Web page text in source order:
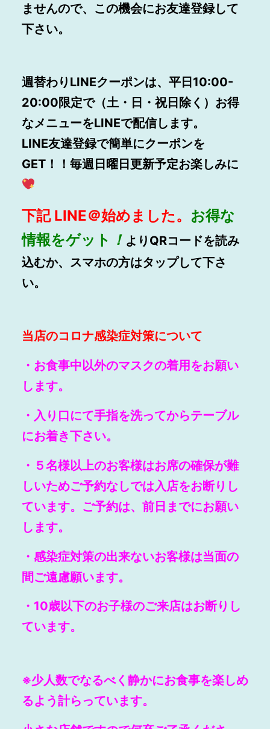
ませんので、この機会にお友達登録して
下さい。
週替わりLINEクーポンは、平日10:00-
20:00限定で（土・日・祝日除く）お得
なメニューをLINEで配信します。
LINE友達登録で簡単にクーポンを
GET！！毎週日曜日更新予定お楽しみに
下記 LINE＠始めました。 お得な
情報をゲット ！ よりQRコードを読み
込むか、スマホの方はタップして下さ
い。
当店のコ ロナ感染症対策について
・お食事中以外のマスクの着用をお願い
します。
・入り口にて手指を洗ってからテーブル
にお着き下さい。
・ ５名様以上のお客様はお席の確保が難
しいためご予約なしでは入店をお断りし
ています。ご予約は、前日までにお願い
します。
・感染症対策の出来ないお客様は当面の
間ご遠慮願います。
・10歳以下のお子様のご来店はお断りし
ています。
※少人数でなるべく静かにお食事を楽しめ
るよう計らっています。